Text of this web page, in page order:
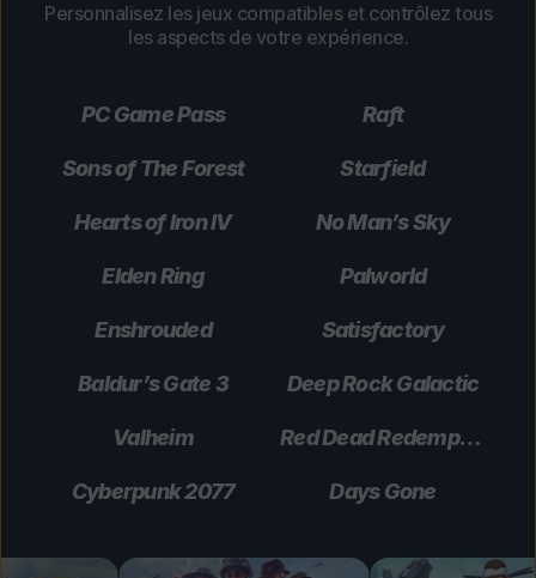
Personnalisez les jeux compatibles et contrôlez tous
les aspects de votre expérience.
PC Game Pass Raft
Sons of The Forest Starfield
Hearts of Iron IV No Man’s Sky
Elden Ring Palworld
Enshrouded Satisfactory
Baldur’s Gate 3 Deep Rock Galactic
Valheim Red Dead Redemption 2
Cyberpunk 2077 Days Gone